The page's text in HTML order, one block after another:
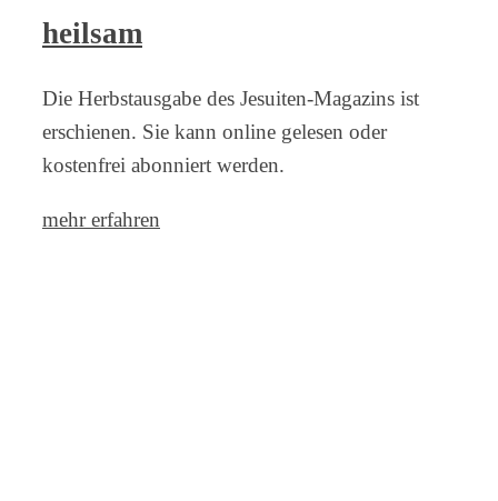
heilsam
Die Herbstausgabe des Jesuiten-Magazins ist
erschienen. Sie kann online gelesen oder
kostenfrei abonniert werden.
mehr erfahren